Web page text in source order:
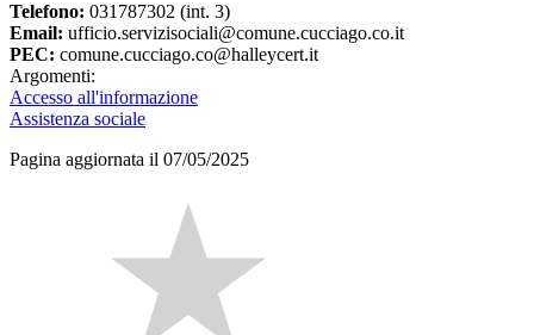
Telefono: 031787302 (int. 3)
Email: ufficio.servizisociali@comune.cucciago.co.it
PEC: comune.cucciago.co@halleycert.it
Argomenti:
Accesso all'informazione
Assistenza sociale
Pagina aggiornata il 07/05/2025